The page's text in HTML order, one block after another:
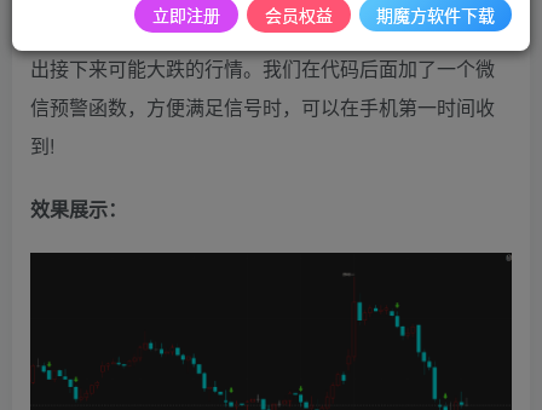
需求是在缩量放阴线时，在K线位置做一个标记，方便找
出接下来可能大跌的行情。我们在代码后面加了一个微
信预警函数，方便满足信号时，可以在手机第一时间收
到!
效果展示：
立即注册 会员权益 期魔方软件下载